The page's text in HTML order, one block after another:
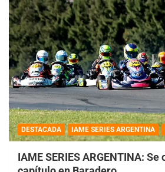
DESTACADA IAME SERIES ARGENTINA
IAME SERIES ARGENTINA: